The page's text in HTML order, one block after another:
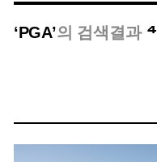
‘PGA’의 검색결과 4